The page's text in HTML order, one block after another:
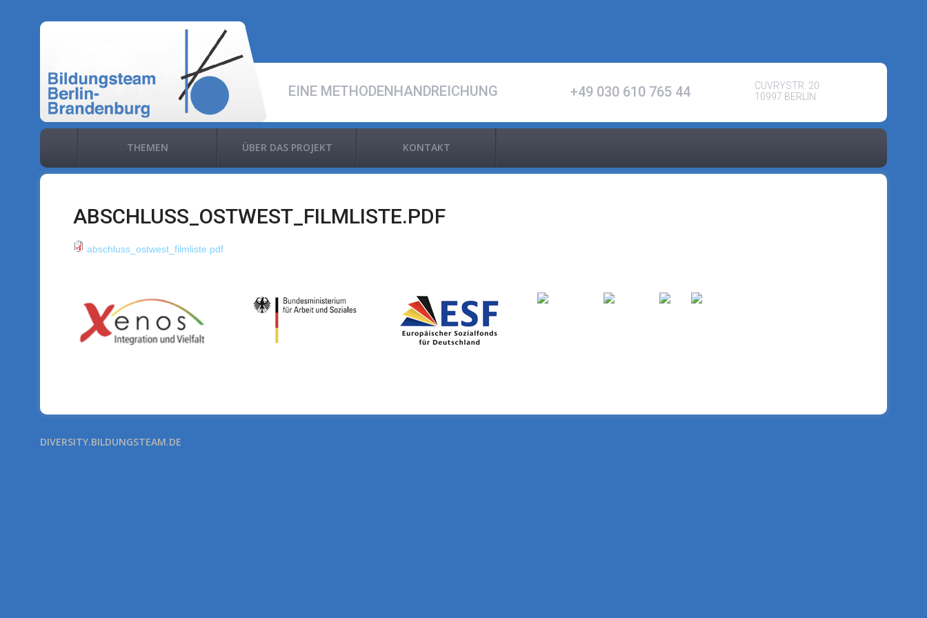
EINE METHODENHANDREICHUNG +49 030 610 765 44
CUVRYSTR. 20
10997 BERLIN
THEMEN ÜBER DAS PROJEKT KONTAKT
ABSCHLUSS_OSTWEST_FILMLISTE.PDF
abschluss_ostwest_filmliste.pdf
DIVERSITY.BILDUNGSTEAM.DE